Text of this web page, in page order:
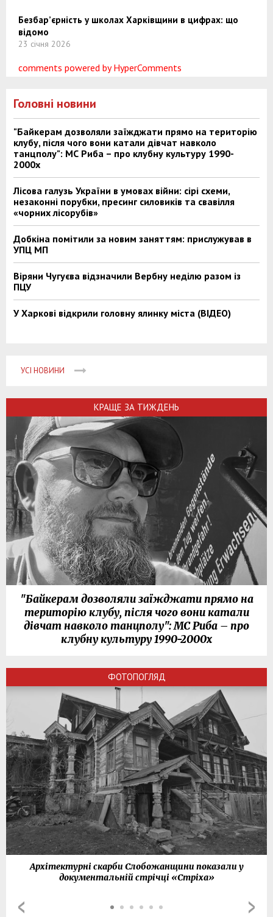
Безбар’єрність у школах Харківщини в цифрах: що
відомо
23 січня 2026
comments powered by HyperComments
Головні новини
"Байкерам дозволяли заїжджати прямо на територію
клубу, після чого вони катали дівчат навколо
танцполу": МС Риба – про клубну культуру 1990-
2000х
Лісова галузь України в умовах війни: сірі схеми,
незаконні порубки, пресинг силовиків та свавілля
«чорних лісорубів»
Добкіна помітили за новим заняттям: прислужував в
УПЦ МП
Віряни Чугуєва відзначили Вербну неділю разом із
ПЦУ
У Харкові відкрили головну ялинку міста (ВІДЕО)
УСІ НОВИНИ
КРАЩЕ ЗА ТИЖДЕНЬ
"Байкерам дозволяли заїжджати прямо на
територію клубу, після чого вони катали
дівчат навколо танцполу": МС Риба – про
клубну культуру 1990-2000х
ФОТОПОГЛЯД
Архітектурні скарби Слобожанщини показали у
документальній стрічці «Стріха»